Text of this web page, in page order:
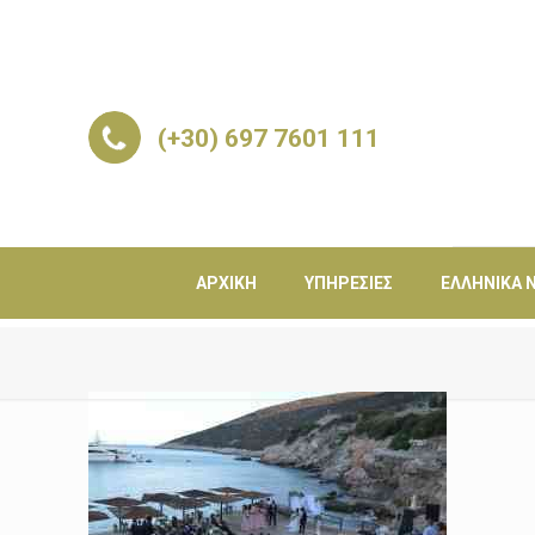
(+30) 697 7601 111
ΑΡΧΙΚΉ ΥΠΗΡΕΣΊΕΣ ΕΛΛΗΝΙΚΆ